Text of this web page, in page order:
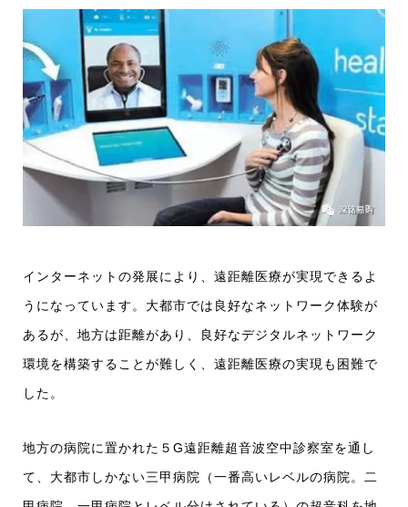
インターネットの発展により、遠距離医療が実現できるよ
うになっています。大都市では良好なネットワーク体験が
あるが、地方は距離があり、良好なデジタルネットワーク
環境を構築することが難しく、遠距離医療の実現も困難で
した。
地方の病院に置かれた５G遠距離超音波空中診察室を通し
て、大都市しかない三甲病院（一番高いレベルの病院。二